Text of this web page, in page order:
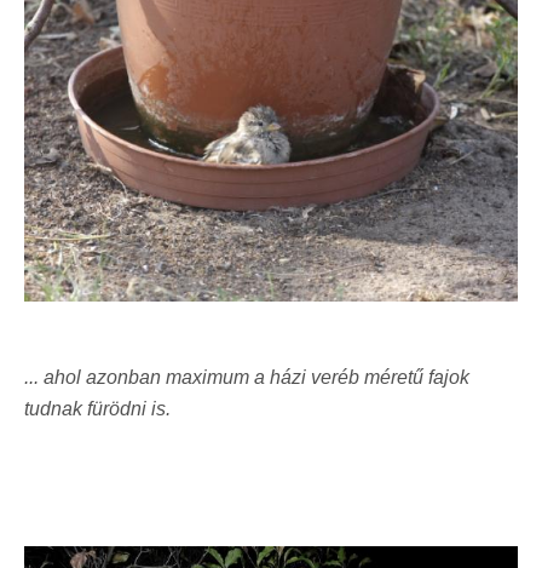
... ahol azonban maximum a házi veréb méretű fajok
tudnak fürödni is.